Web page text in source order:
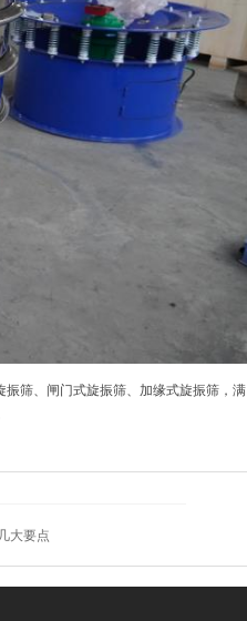
筛、闸门式旋振筛、加缘式旋振筛，满
大要点